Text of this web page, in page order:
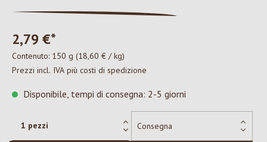
2,79 €*
Contenuto: 150 g (18,60 € / kg)
Prezzi incl. IVA più costi di spedizione
Disponibile, tempi di consegna: 2-5 giorni